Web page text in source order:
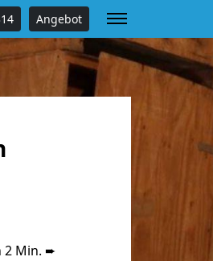
Angebot
2 Min. ➨